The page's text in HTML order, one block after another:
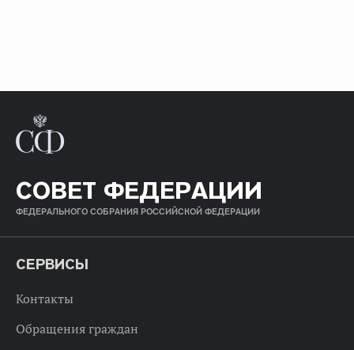
СОВЕТ ФЕДЕРАЦИИ
ФЕДЕРАЛЬНОГО СОБРАНИЯ РОССИЙСКОЙ ФЕДЕРАЦИИ
СЕРВИСЫ
Контакты
Обращения граждан